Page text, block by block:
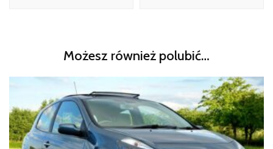
Możesz również polubić…